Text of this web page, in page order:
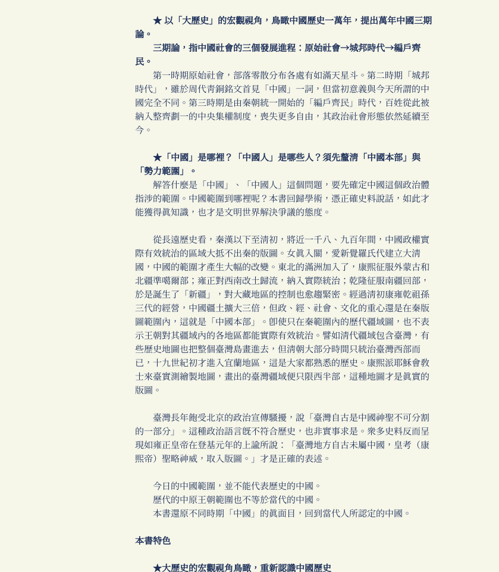
★ 以「大歷史」的宏觀視角，鳥瞰中國歷史一萬年，提出萬年中國三期
論。
三期論，指中國社會的三個發展進程：原始社會→城邦時代→編戶齊
民。
第一時期原始社會，部落零散分布各處有如滿天星斗。第二時期「城邦
時代」，雖於周代青銅銘文首見「中國」一詞，但當初意義與今天所謂的中
國完全不同。第三時期是由秦朝統一開始的「編戶齊民」時代，百姓從此被
納入整齊劃一的中央集權制度，喪失更多自由，其政治社會形態依然延續至
今。
★「中國」是哪裡？「中國人」是哪些人？須先釐清「中國本部」與
「勢力範圍」。
解答什麼是「中國」、「中國人」這個問題，要先確定中國這個政治體
指涉的範圍。中國範圍到哪裡呢？本書回歸學術，憑正確史料說話，如此才
能獲得真知識，也才是文明世界解決爭議的態度。
從長遠歷史看，秦漢以下至清初，將近一千八、九百年間，中國政權實
際有效統治的區域大抵不出秦的版圖。女真入關，愛新覺羅氏代建立大清
國，中國的範圍才產生大幅的改變。東北的滿洲加入了，康熙征服外蒙古和
北疆準噶爾部；雍正對西南改土歸流，納入實際統治；乾隆征服南疆回部，
於是誕生了「新疆」，對大藏地區的控制也愈趨緊密。經過清初康雍乾祖孫
三代的經營，中國疆土擴大三倍，但政、經、社會、文化的重心還是在秦版
圖範圍內，這就是「中國本部」。即使只在秦範圍內的歷代疆域圖，也不表
示王朝對其疆域內的各地區都能實際有效統治。譬如清代疆域包含臺灣，有
些歷史地圖也把整個臺灣島畫進去，但清朝大部分時間只統治臺灣西部而
已，十九世紀初才進入宜蘭地區，這是大家都熟悉的歷史。康熙派耶穌會教
士來臺實測繪製地圖，畫出的臺灣疆域便只限西半部，這種地圖才是真實的
版圖。
臺灣長年飽受北京的政治宣傳騷擾，說「臺灣自古是中國神聖不可分割
的一部分」。這種政治語言既不符合歷史，也非實事求是。眾多史料反而呈
現如雍正皇帝在登基元年的上諭所說：「臺灣地方自古未屬中國，皇考（康
熙帝）聖略神威，取入版圖。」才是正確的表述。
今日的中國範圍，並不能代表歷史的中國。
歷代的中原王朝範圍也不等於當代的中國。
本書還原不同時期「中國」的真面目，回到當代人所認定的中國。
本書特色
★大歷史的宏觀視角鳥瞰，重新認識中國歷史